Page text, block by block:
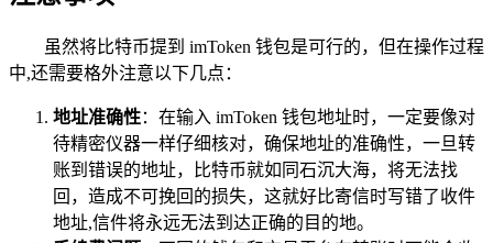
虽然将比特币提到 imToken 钱包是可行的，但在操作过程
中,还需要格外注意以下几点：
地址准确性：在输入 imToken 钱包地址时，一定要像对
待精密仪器一样仔细核对，确保地址的准确性，一旦转
账到错误的地址，比特币就如同石沉大海，将无法找
回，造成不可挽回的损失，这就好比寄信时写错了收件
地址,信件将永远无法到达正确的目的地。